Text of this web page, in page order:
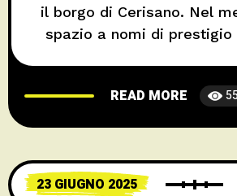
il borgo di Cerisano. Nel
spazio a nomi di prestigio
trasformerà in un
READ MORE
23 GIUGNO 2025